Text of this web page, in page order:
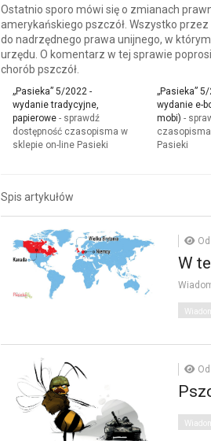
Ostatnio sporo mówi się o zmianach
amerykańskiego pszczół. Wszystko
do nadrzędnego prawa unijnego, w
urzędu. O komentarz w tej sprawie
chorób pszczół.
„Pasieka” 5/2022 -
wydanie tradycyjne,
papierowe- sprawdź
dostępność czasopisma w
sklepie on-line Pasieki
„Pasieka”
wydanie e-
mobi) -
Pasieki
Spis artykułów
W